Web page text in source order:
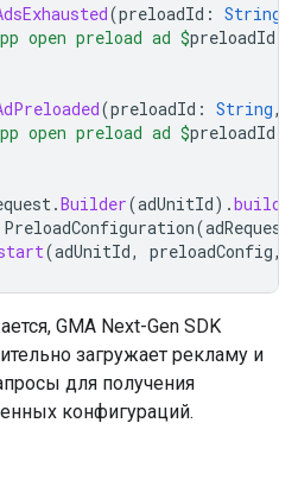
(preloadId : String
open preload ad $preloadId
(preloadId : String,
open preload ad $preloadId
.Builder(adUnitId).build
PreloadConfiguration(adRequest
(adUnitId, preloadConfig,
GMA Next-Gen SDK
загружает рекламу и
для получения
конфигураций.